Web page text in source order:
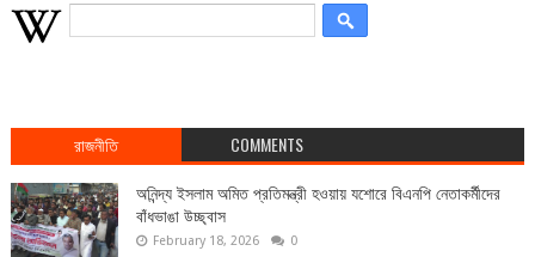
রাজনীতি COMMENTS
অনিন্দ্য ইসলাম অমিত প্রতিমন্ত্রী হওয়ায় যশোরে বিএনপি নেতাকর্মীদের
বাঁধভাঙা উচ্ছ্বাস
February 18, 2026 0